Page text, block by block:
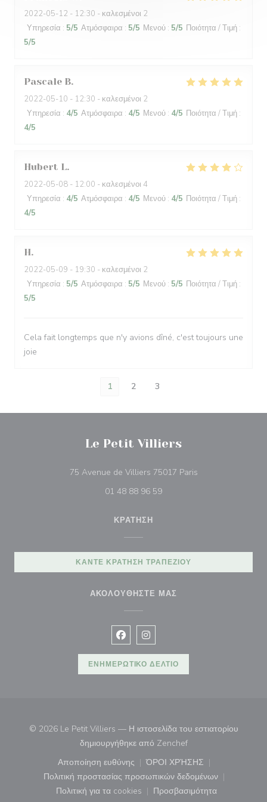
2022-05-12 - 12:30 - καλεσμένοι 2
Υπηρεσία : 5/5 Ατμόσφαιρα : 5/5 Μενού : 5/5 Ποιότητα / Τιμή :
5/5
Pascale B
2022-05-10 - 12:30 - καλεσμένοι 2
Υπηρεσία : 4/5 Ατμόσφαιρα : 4/5 Μενού : 4/5 Ποιότητα / Τιμή :
4/5
Hubert L
2022-05-08 - 12:00 - καλεσμένοι 4
Υπηρεσία : 4/5 Ατμόσφαιρα : 4/5 Μενού : 4/5 Ποιότητα / Τιμή :
4/5
H
2022-05-09 - 19:30 - καλεσμένοι 2
Υπηρεσία : 5/5 Ατμόσφαιρα : 5/5 Μενού : 5/5 Ποιότητα / Τιμή :
5/5
Cela fait longtemps que n'y avions dîné, c'est toujours une
joie
1 2 3
Le Petit Villiers
75 Avenue de Villiers 75017 Paris((ανοίγει σε νέο
01 48 88 96 59
ΚΡΆΤΗΣΗ
ΚΆΝΤΕ ΚΡΆΤΗΣΗ ΤΡΑΠΕΖΙΟΎ
ΑΚΟΛΟΥΘΉΣΤΕ ΜΑΣ
Facebook ((ανοίγει σε νέο
Instagram ((ανοίγει σε νέο
ΕΝΗΜΕΡΩΤΙΚΌ ΔΕΛΤΊΟ
© 2026 Le Petit Villiers — Η ιστοσελίδα του εστιατορίου
δημιουργήθηκε από Zenchef((ανοίγει σε νέο
Αποποίηση ευθύνης
((ανοίγει σε νέο παράθυρο))
ΌΡΟΙ ΧΡΉΣΗΣ
((ανοίγει σε νέο
Πολιτική προστασίας προσωπικών δεδομένων
((ανοίγει σε νέο παράθυρο))
Πολιτική για τα cookies
((ανοίγει σε νέο παράθυρο))
Προσβασιμότητα
((ανοίγει σε νέο